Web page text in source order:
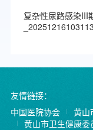
复杂性尿路感染III
友情链接：
中国医院协会
黄山
黄山市卫生健康委